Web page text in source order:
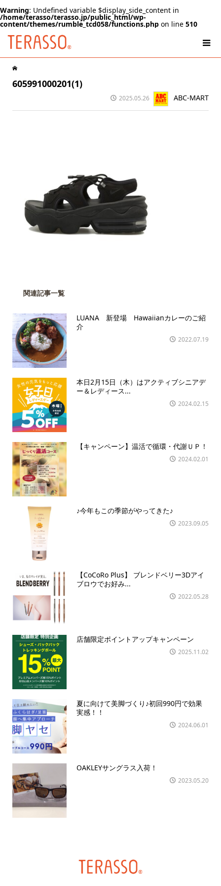
Warning: Undefined variable $display_side_content in
/home/terasso/terasso.jp/public_html/wp-
content/themes/rumble_tcd058/functions.php on line 510
605991000201(1)
2025.05.26 ABC-MART
関連記事一覧
LUANA 新登場 Hawaiianカレーのご紹
介
2022.07.19
本日2月15日（木）はアクティブシニアデ
ー＆レディース...
2024.02.15
【キャンペーン】温活で循環・代謝ＵＰ！
2024.02.01
♪今年もこの季節がやってきた♪
2023.09.05
【CoCoRo Plus】 ブレンドベリー3Dアイ
ブロウでお好み...
2022.05.28
店舗限定ポイントアップキャンペーン
2025.11.02
夏に向けて美脚づくり♪初回990円で効果
実感！！
2024.06.01
OAKLEYサングラス入荷！
2023.05.20